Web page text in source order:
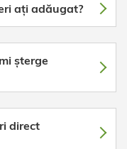
ați adăugat?
șterge
direct